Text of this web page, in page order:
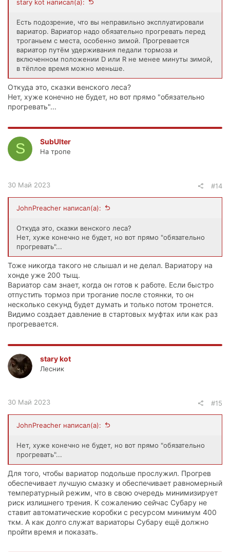
stary kot написал(а):
Есть подозрение, что вы неправильно эксплуатировали
вариатор. Вариатор надо обязательно прогревать перед
троганьем с места, особенно зимой. Прогревается
вариатор путём удерживания педали тормоза и
включенном положении D или R не менее минуты зимой,
в тёплое время можно меньше.
Откуда это, сказки венского леса?
Нет, хуже конечно не будет, но вот прямо "обязательно
прогревать"...
S SubUlter
На тропе
30 Май 2023 #14
JohnPreacher написал(а):
Откуда это, сказки венского леса?
Нет, хуже конечно не будет, но вот прямо "обязательно
прогревать"...
Тоже никогда такого не слышал и не делал. Вариатору на
хонде уже 200 тыщ.
Вариатор сам знает, когда он готов к работе. Если быстро
отпустить тормоз при трогание после стоянки, то он
несколько секунд будет думать и только потом тронется.
Видимо создает давление в стартовых муфтах или как раз
прогревается.
stary kot
Лесник
30 Май 2023 #15
JohnPreacher написал(а):
Нет, хуже конечно не будет, но вот прямо "обязательно
прогревать"...
Для того, чтобы вариатор подольше прослужил. Прогрев
обеспечивает лучшую смазку и обеспечивает равномерный
температурный режим, что в свою очередь минимизирует
риск излишнего трения. К сожалению сейчас Субару не
ставит автоматические коробки с ресурсом минимум 400
ткм. А как долго служат вариаторы Субару ещё должно
пройти время и показать.